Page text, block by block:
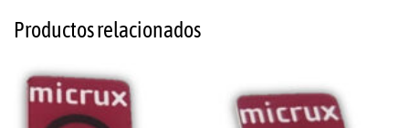
Productos relacionados